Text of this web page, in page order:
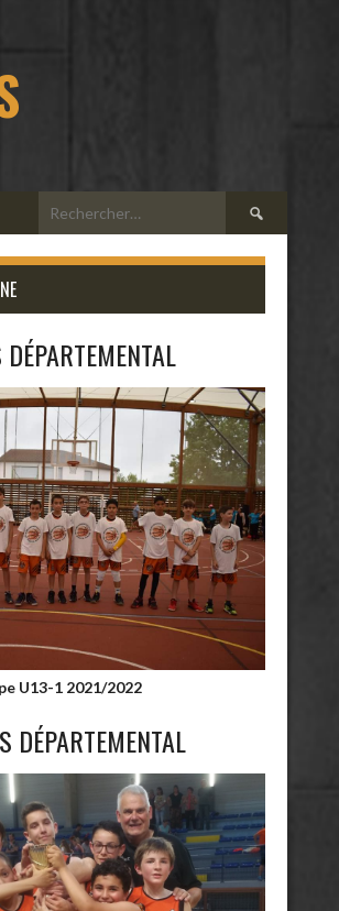
Rechercher :
U13-1 2021/2022
DÉPARTEMENTAL